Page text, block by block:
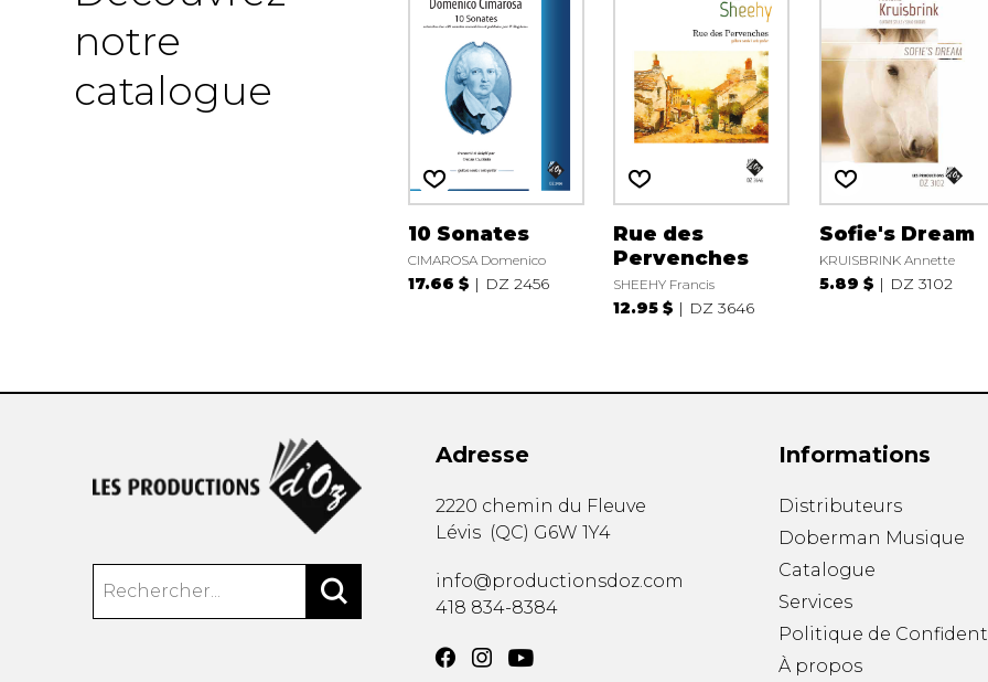
notre
catalogue
10 Sonates
CIMAROSA Domenico
17.66 $ DZ 2456
Rue des
Pervenches
SHEEHY Francis
12.95 $ DZ 3646
Sofie's Dream
KRUISBRINK Annette
5.89 $ DZ 3102
Adresse
2220 chemin du Fleuve
Lévis (QC) G6W 1Y4
info@productionsdoz.com
418 834-8384
Informations
Distributeurs
Doberman Musique
Catalogue
Services
Politique de
À propos